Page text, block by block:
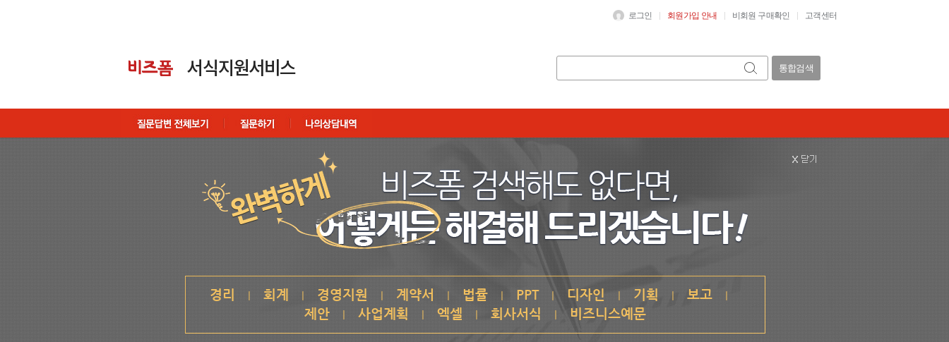
로그인 회원가입 안내 비회원 구매확인 고객센터
통합검색
경리 | 회계 | 경영지원 | 계약서 | 법률 | PPT | 디자인 | 기획 | 보고 |
제안 | 사업계획 | 엑셀 | 회사서식 | 비즈니스예문